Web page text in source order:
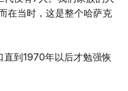
在当时，这是整个哈萨克
到1970年以后才勉强恢